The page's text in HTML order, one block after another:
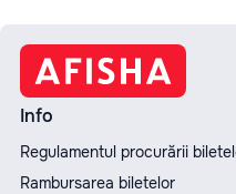
Info
Regulamentul procurării
Rambursarea biletelor